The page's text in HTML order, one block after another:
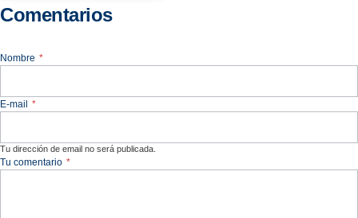
Comentarios
Nombre *
E-mail *
Tu dirección de email no será publicada.
Tu comentario *